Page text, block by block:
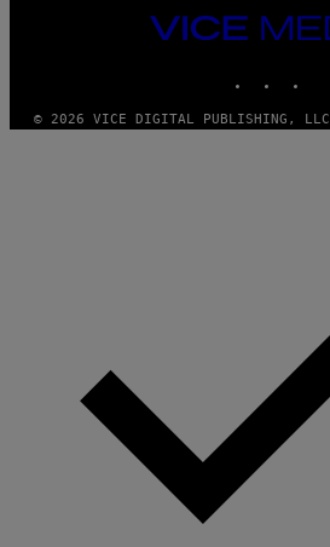
VICE
© 2026 VICE DIGITAL PUBLISHING, LLC